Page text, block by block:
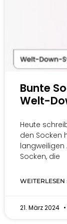
Bunte
Welt-
Heute
den Socken
Socken, die
WEITERLESEN
21. März 2024